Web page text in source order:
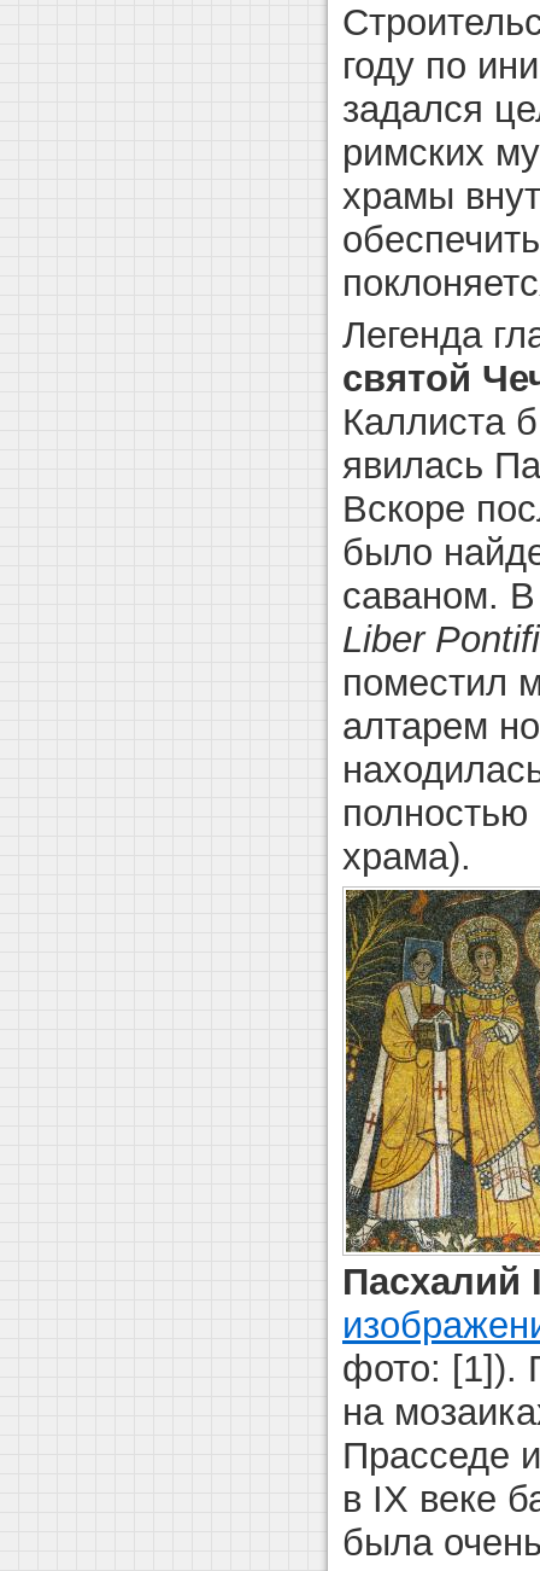
году по
задался
римских
храмы
Легенда
святой
Каллиста
явилась
Вскоре
было
саваном. В
Liber
поместил
алтарем
полностью
храма).
Пасхалий
фото: [1]).
на
Прасседе
в IX веке
была